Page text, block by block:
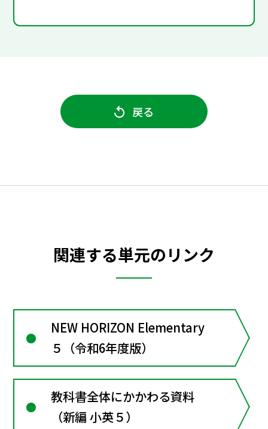
戻る
関連する単元のリンク
NEW HORIZON Elementary
５（令和6年度版）
教科書全体にかかわる資料
（新編 小英５）